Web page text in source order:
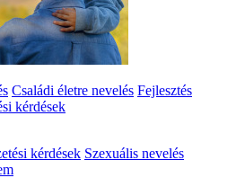
Családi életre nevelés Fejlesztés
kérdések
kérdések Szexuális nevelés